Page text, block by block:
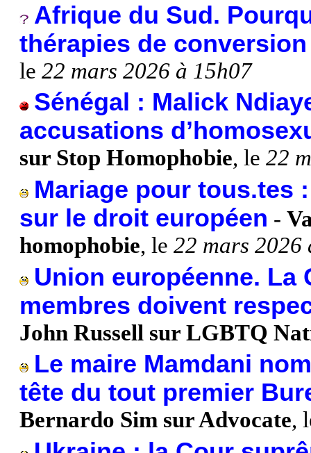
Afrique du Sud.
thérapies de
le 22 mars 2026 à 15h07
Sénégal : Malick
accusations
sur Stop Homophobie, le 22
Mariage pour tous.tes
sur le droit européen -
homophobie, le 22 mars 2026
Union européenne. La
membres doivent
John Russell sur LGBTQ
Le maire Mamdani
tête du tout premier
Bernardo Sim sur Advocate,